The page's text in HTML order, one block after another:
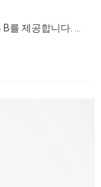
를 제공합니다. ...